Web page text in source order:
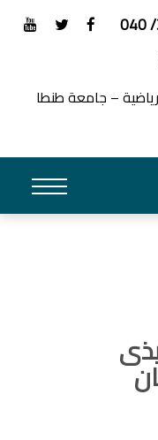
– جامعة طنطا